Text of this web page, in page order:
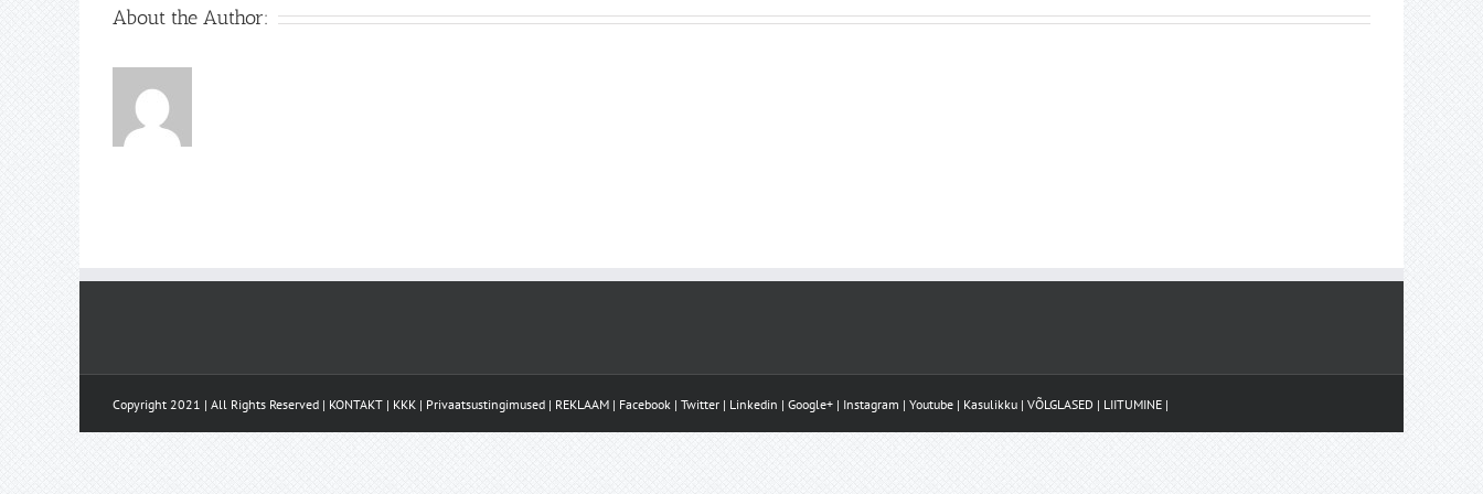
About the Author:
Copyright 2021 | All Rights Reserved | KONTAKT | KKK | Privaatsustingimused | REKLAAM | Facebook | Twitter | Linkedin | Google+ | Instagram | Youtube | Kasulikku | VÕLGLASED | LIITUMINE |